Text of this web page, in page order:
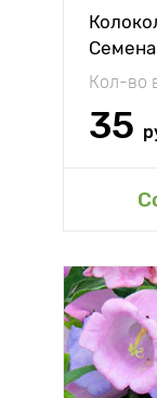
Кол-во
35